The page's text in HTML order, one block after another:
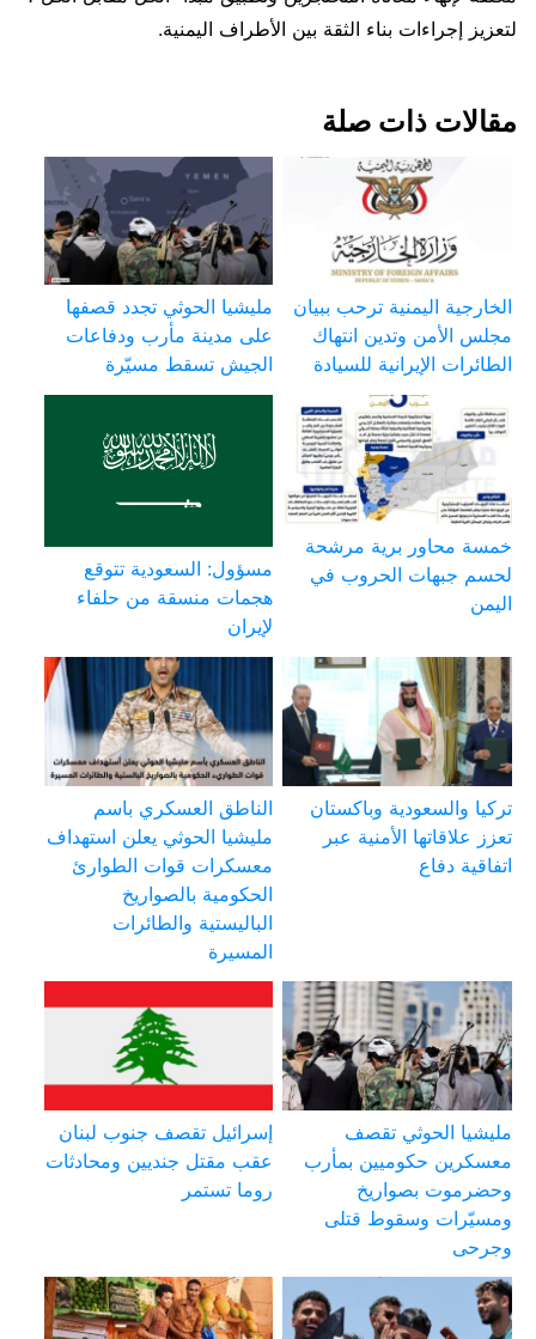
لتعزيز إجراءات بناء الثقة بين الأطراف اليمنية.
مقالات ذات صلة
الخارجية اليمنية ترحب ببيان
مجلس الأمن وتدين انتهاك
الطائرات الإيرانية للسيادة
مليشيا الحوثي تجدد قصفها
على مدينة مأرب ودفاعات
الجيش تسقط مسيّرة
خمسة محاور برية مرشحة
لحسم جبهات الحروب في
اليمن
مسؤول: السعودية تتوقع
هجمات منسقة من حلفاء
لإيران
تركيا والسعودية وباكستان
تعزز علاقاتها الأمنية عبر
اتفاقية دفاع
الناطق العسكري باسم
مليشيا الحوثي يعلن استهداف
معسكرات قوات الطوارئ
الحكومية بالصواريخ
الباليستية والطائرات
المسيرة
مليشيا الحوثي تقصف
معسكرين حكوميين بمأرب
وحضرموت بصواريخ
ومسيّرات وسقوط قتلى
وجرحى
إسرائيل تقصف جنوب لبنان
عقب مقتل جنديين ومحادثات
روما تستمر